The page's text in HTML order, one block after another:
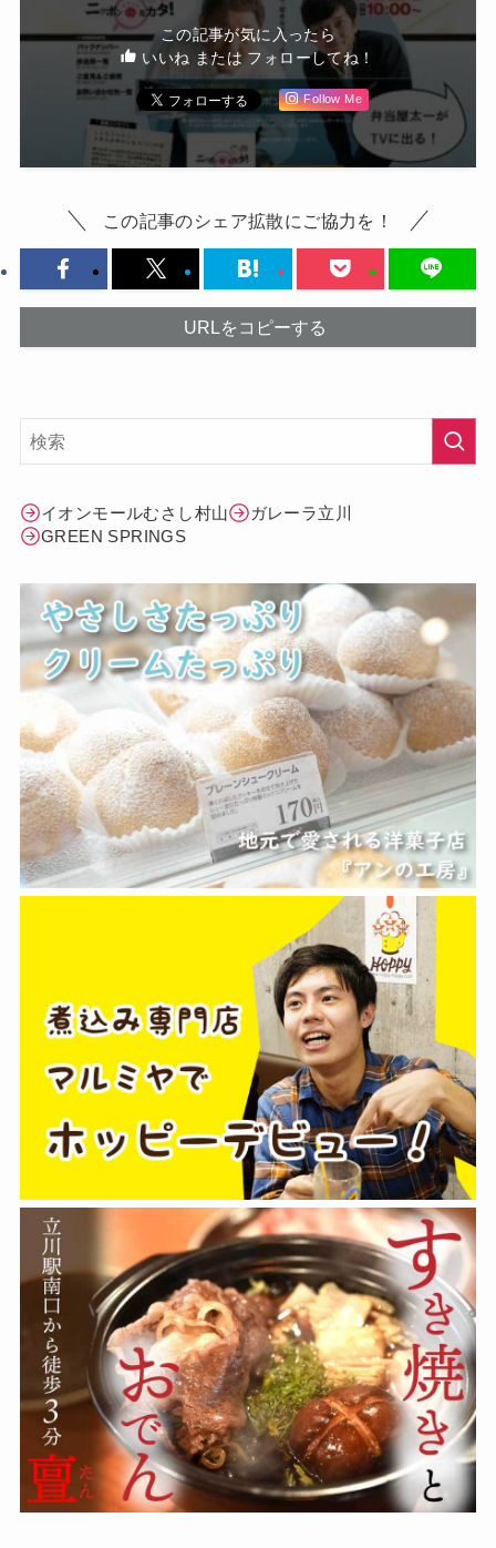
この記事が気に入ったら
いいね または フォローしてね！
Follow Me
この記事のシェア拡散にご協力を！
URLをコピーする
イオンモールむさし村山
ガレーラ立川
GREEN SPRINGS